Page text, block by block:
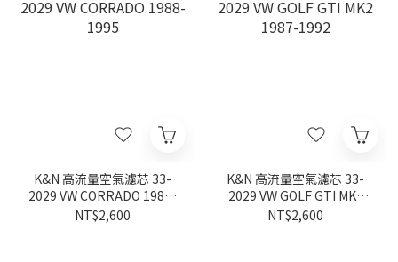
K&N 高流量空氣濾芯 33-
2029 VW CORRADO 1988-
1995
NT$2,600
K&N 高流量空氣濾芯 33-
2029 VW GOLF GTI MK2
1987-1992
NT$2,600